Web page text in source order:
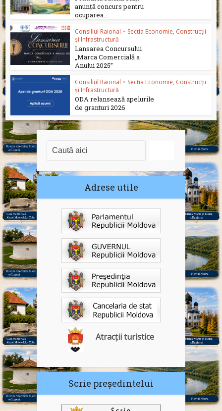
anunță concurs pentru
ocuparea...
Consiliul Raional • Secția Economie, Construcții
și Infrastructură
Lansarea Concursului
„Marca Comercială a
Anului 2025”
Consiliul Raional • Secția Economie, Construcții
și Infrastructură
ODA relansează apelurile
de granturi 2026
Adrese utile
Atracții turistice
Scrie președintelui